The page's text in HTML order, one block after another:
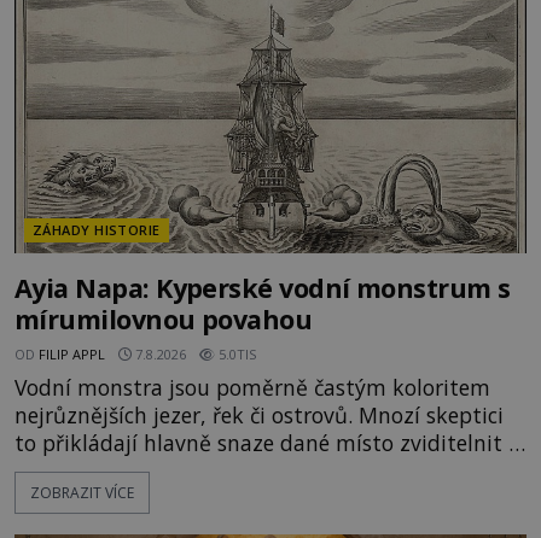
ZÁHADY HISTORIE
Ayia Napa: Kyperské vodní monstrum s
mírumilovnou povahou
OD FILIP APPL 7.8.2026 5.0TIS
Vodní monstra jsou poměrně častým koloritem
nejrůznějších jezer, řek či ostrovů. Mnozí skeptici
to přikládají hlavně snaze dané místo zviditelnit a
přitáhnout k němu pozornost záhadám
nakloněných turistů. Je to také případ kyperského
ZOBRAZIT VÍCE